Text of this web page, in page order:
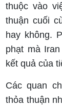
thuộc vào
thuận cuối
hay không.
phạt mà
kết quả của
Các quan
thỏa thuận